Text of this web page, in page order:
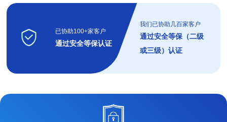
已协助100+家客户
通过安全等保认证
我们已协助几百家客户
通过安全等保（二级
或三级）认证